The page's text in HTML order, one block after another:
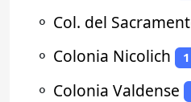
⚬ Col. del
⚬ Colonia Nicolich 1
⚬ Colonia Valdense